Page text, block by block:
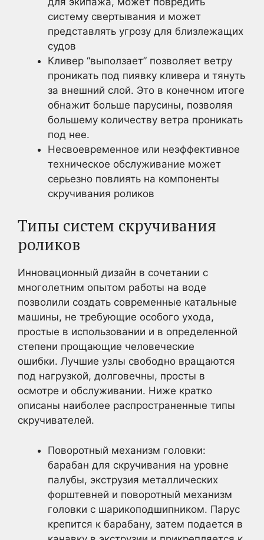
систему свертывания и может
представлять угрозу для близлежащих
судов
Кливер “выползает” позволяет ветру
проникать под пиявку кливера и тянуть
за внешний слой. Это в конечном итоге
обнажит больше парусины, позволяя
большему количеству ветра проникать
под нее.
Несвоевременное или неэффективное
техническое обслуживание может
серьезно повлиять на компоненты
скручивания роликов
Типы систем скручивания
роликов
Инновационный дизайн в сочетании с
многолетним опытом работы на воде
позволили создать современные катальные
машины, не требующие особого ухода,
простые в использовании и в определенной
степени прощающие человеческие
ошибки. Лучшие узлы свободно вращаются
под нагрузкой, долговечны, просты в
осмотре и обслуживании. Ниже кратко
описаны наиболее распространенные типы
скручивателей.
Поворотный механизм головки:
барабан для скручивания на уровне
палубы, экструзия металлических
форштевней и поворотный механизм
головки с шарикоподшипником. Парус
крепится к барабану, затем подается в